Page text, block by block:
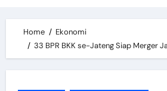
Home
Ekonomi
33 BPR BKK se-Jateng Siap Merger